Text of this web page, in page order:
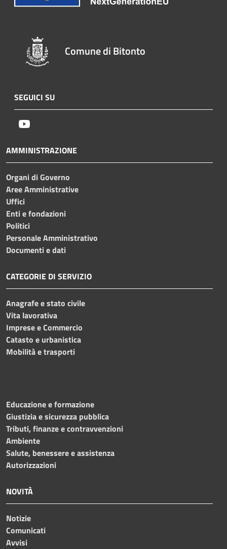
Comune di Bitonto
SEGUICI SU
AMMINISTRAZIONE
Organi di Governo
Aree Amministrative
Uffici
Enti e fondazioni
Politici
Personale Amministrativo
Documenti e dati
CATEGORIE DI SERVIZIO
Anagrafe e stato civile
Vita lavorativa
Imprese e Commercio
Catasto e urbanistica
Mobilità e trasporti
Educazione e formazione
Giustizia e sicurezza pubblica
Tributi, finanze e contravvenzioni
Ambiente
Salute, benessere e assistenza
Autorizzazioni
NOVITÀ
Notizie
Comunicati
Avvisi